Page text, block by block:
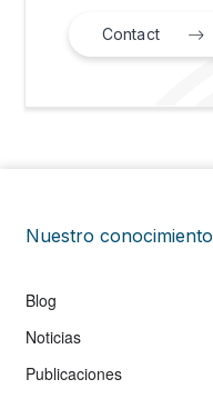
Contact
Nuestro conocimiento
Blog
Noticias
Publicaciones